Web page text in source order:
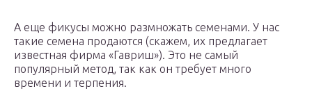
А еще фикусы можно размножать семенами. У нас
такие семена продаются (скажем, их предлагает
известная фирма «Гавриш»). Это не самый
популярный метод, так как он требует много
времени и терпения.